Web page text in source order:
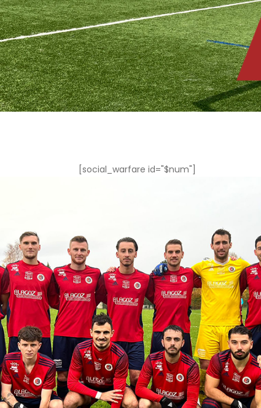
[social_warfare id="$num"]